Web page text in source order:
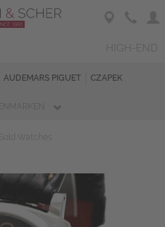
AUDEMARS PIGUET CZAPEK